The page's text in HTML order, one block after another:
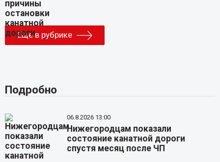
Еще в рубрике
Подробно
06.8.2026 13:00
Нижегородцам показали
состояние канатной дороги
спустя месяц после ЧП